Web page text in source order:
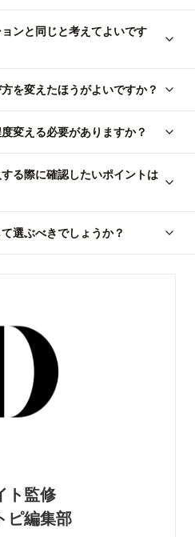
ンと同じと考えてよいです
を変えたほうがよいですか？
変える必要がありますか？
る際に確認したいポイントは
選ぶべきでしょうか？
ト監修
ピ編集部